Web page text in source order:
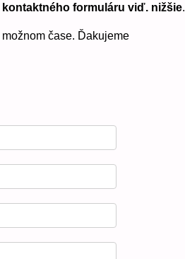
kontaktného formuláru viď. nižšie.
čase. Ďakujeme